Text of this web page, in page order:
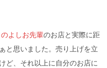
よしお先輩のお店と実際に距
と思いました。売り上げを立
ど、それ以上に自分のお店に